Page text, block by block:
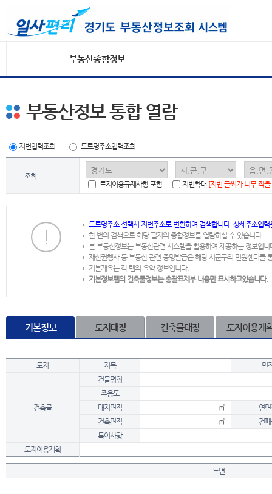
부동산종합정보
부동산정보 통합 열람
지번입력조회 도로명주소입력조회
조회
토지이용규제사항 포함
지번확대 [지번 글씨가 너무 작
도로명주소 선택시 지번주소로 변환하여 검색합니다. 상세주소입
한 번의 검색으로 해당 필지의 종합정보를 열람하실 수 있습니다.
본 부동산정보는 부동산관련 시스템을 활용하여 제공하는 정보입니
재산권행사 등 부동산 관련 증명발급은 해당 시군구의 민원센터를
기본개요는 각 탭의 요약 정보입니다.
기본정보탭의 건축물정보는 총괄표제부 내용만 표시하고있습니다.
기본정보 토지대장 건축물대장 토지이용계
토지 지목 면
건축물
건물명칭
주용도
대지면적
㎡
연
건축면적
㎡
건
특이사항
토지이용계획
도면